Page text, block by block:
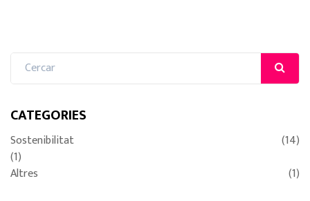
CATEGORIES
Sostenibilitat
(14)
(1)
Altres
(1)